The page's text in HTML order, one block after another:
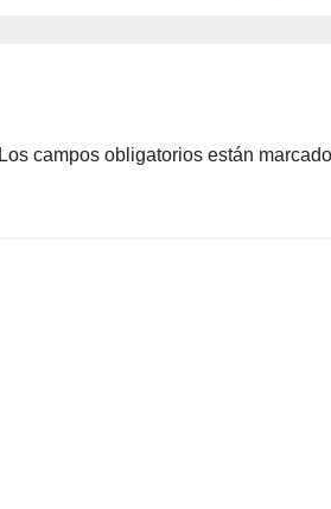
Los campos obligatorios están